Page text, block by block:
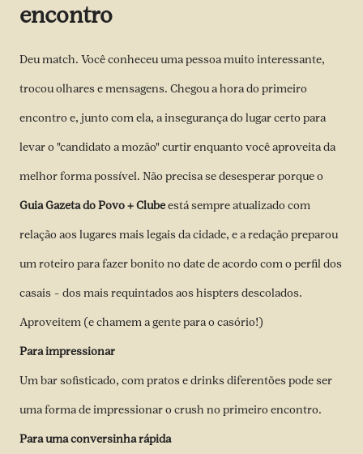
encontro
Deu match. Você conheceu uma pessoa muito interessante,
trocou olhares e mensagens. Chegou a hora do primeiro
encontro e, junto com ela, a insegurança do lugar certo para
levar o "candidato a mozão" curtir enquanto você aproveita da
melhor forma possível. Não precisa se desesperar porque o
Guia Gazeta do Povo + Clubeestá sempre atualizado com
relação aos lugares mais legais da cidade, e a redação preparou
um roteiro para fazer bonito no date de acordo com o perfil dos
casais – dos mais requintados aos hispters descolados.
Aproveitem (e chamem a gente para o casório!)
Para impressionar
Um bar sofisticado, com pratos e drinks diferentões pode ser
uma forma de impressionar o crush no primeiro encontro.
Para uma conversinha rápida